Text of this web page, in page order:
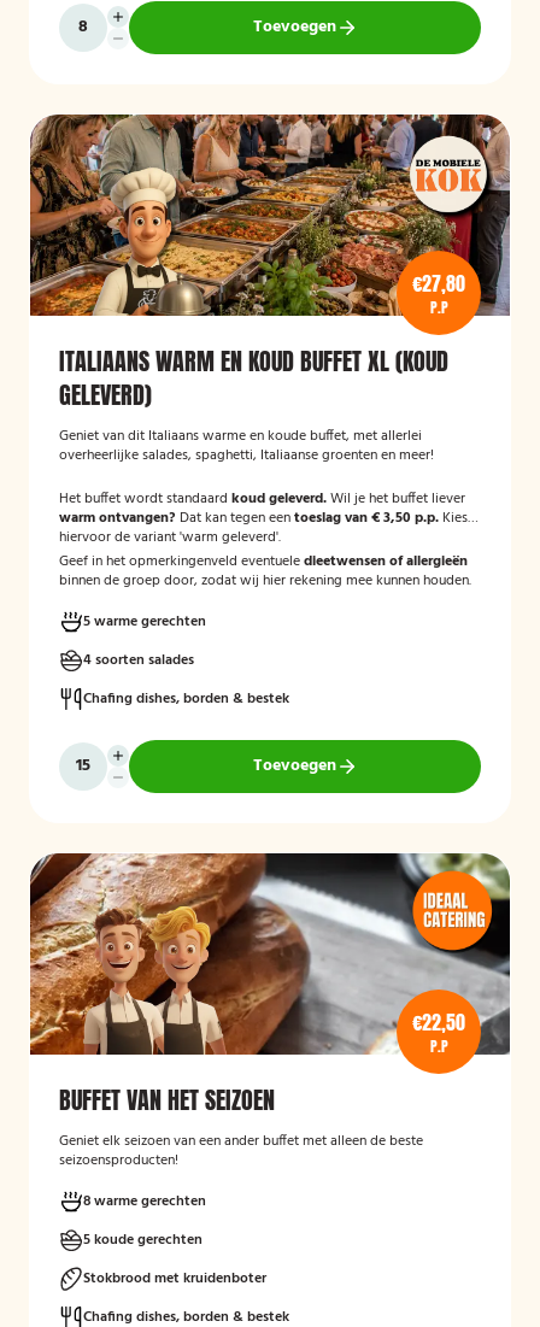
Toevoegen
€27,80
P.P
ITALIAANS WARM EN KOUD BUFFET XL (KOUD
GELEVERD)
Geniet van dit Italiaans warme en koude buffet, met allerlei
overheerlijke salades, spaghetti, Italiaanse groenten en meer!
Het buffet wordt standaard koud geleverd.Wil je het buffet liever
warm ontvangen? Dat kan tegen eentoeslag van € 3,50 p.p. Kies
hiervoor de variant 'warm geleverd'.
Geef in het opmerkingenveld eventueledieetwensen of allergieën
binnen de groep door, zodat wij hier rekening mee kunnen houden.
5 warme gerechten
4 soorten salades
Chafing dishes, borden & bestek
Toevoegen
€22,50
P.P
BUFFET VAN HET SEIZOEN
Geniet elk seizoen van een ander buffet met alleen de beste
seizoensproducten!
8 warme gerechten
5 koude gerechten
Stokbrood met kruidenboter
Chafing dishes, borden & bestek